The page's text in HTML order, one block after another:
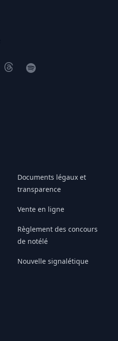
ThreadsSpotify
Documents légaux et
transparence
Vente en ligne
Règlement des concours
de notélé
Nouvelle signalétique